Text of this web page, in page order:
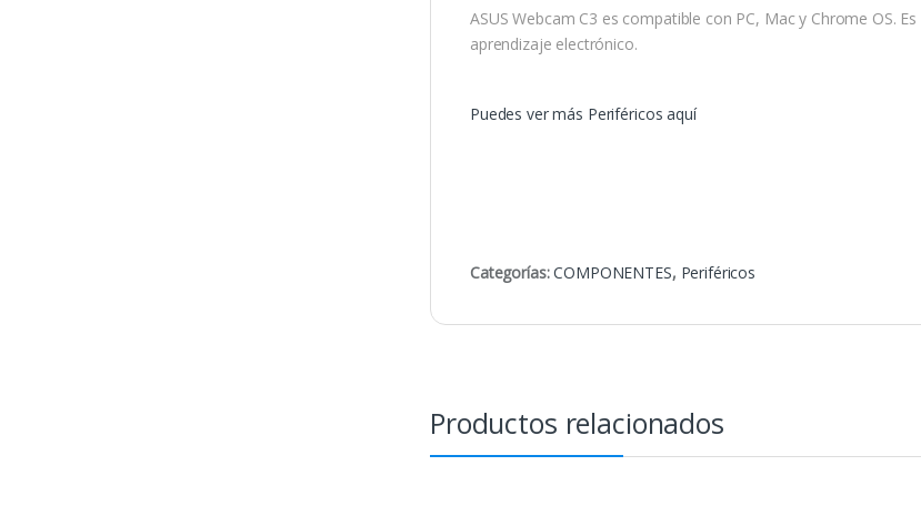
ASUS Webcam C3 es compatible con PC, Mac y Chrome OS.
aprendizaje electrónico.
Puedes ver más Periféricos aquí
Categorías:COMPONENTES, Periféricos
Productos relacionados